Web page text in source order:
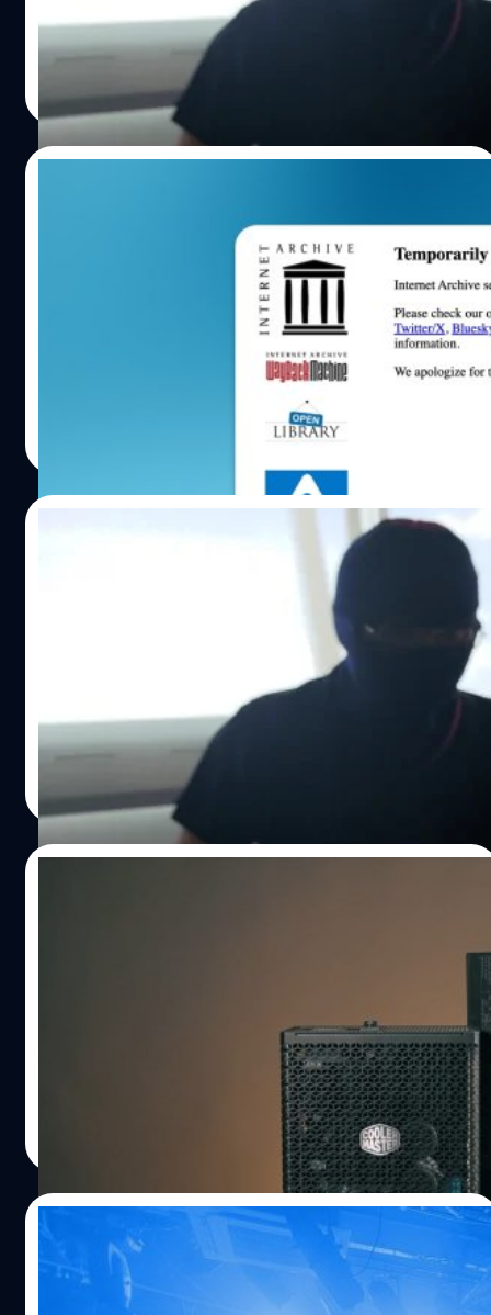
จตุรวิทย์ เครือวาณิชกิจ | 625 days ago
Read More
Internet Archive ถูกแฮกข้อมูลรั่วกว่า 31
ล้านรายการ ซ้ำด้วย DDoS จนล่ม
The Wayback Machine แพลตฟอร์มค้นหน้าเว็บเก่า ๆ ของ
Internet Archive (Archive.org) เผชิญกับการรั่วไหลของ
ข้อมูล หลังจากที่แฮกเกอร์รายหนึ่งเจาะเข้าไปขโมยข้อมูลจาก
ฐานข้อมูลยืนยันตัวตนผู้ใช้ ที่มีข้อมูลกว่า 31 ล้านรายการ
| 664 days ago
ข้อมูลลูกค้าของ Avis บริษัทเช่ารถชื่อดังเกือบ
Avis บริษัทผู้ให้บริการเช่ารถยนต์ยักษ์ใหญ่เผยว่าในเดือน
สิงหาคม ที่เหตุการโจมตีไซเบอร์ที่ทำให้ข้อมูลละเอียดอ่อนข
องเกือบ 300,000 คนทั่วสหรัฐอเมริกา
จตุรวิทย์ เครือวาณิชกิจ | 696 days ago
Read More
เว็บไซต์ Fanzone ของบริษัทขโมยข้อมูลบริษัทและลูกค้าขนาด
| 794 days ago
บริษัทแม่ตรวจสอบกรณีข้อมูลลูกค้า
Ticketmaster 500 ล้านคนรั่ว